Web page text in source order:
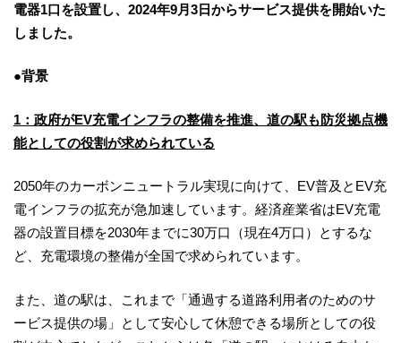
電器1口を設置し、2024年9月3日からサービス提供を開始いた
しました。
●背景
1：政府がEV充電インフラの整備を推進、道の駅も防災拠点機
能としての役割が求められている
2050年のカーボンニュートラル実現に向けて、EV普及とEV充
電インフラの拡充が急加速しています。経済産業省はEV充電
器の設置目標を2030年までに30万口（現在4万口）とするな
ど、充電環境の整備が全国で求められています。
また、道の駅は、これまで「通過する道路利用者のためのサ
ービス提供の場」として安心して休憩できる場所としての役